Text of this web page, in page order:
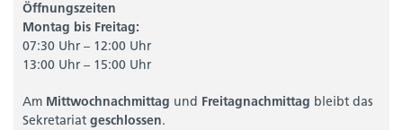
Öffnungszeiten
Montag bis Freitag:
07:30 Uhr – 12:00 Uhr
13:00 Uhr – 15:00 Uhr
Am Mittwochnachmittag und Freitagnachmittag bleibt das
Sekretariat geschlossen.